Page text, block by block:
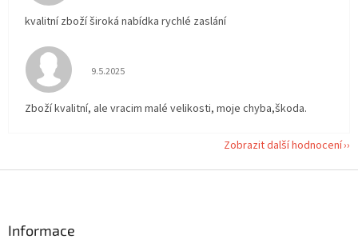
kvalitní zboží široká nabídka rychlé zaslání
Hodnocení obchodu je 5 z 5 hvězdiček.
9.5.2025
Zboží kvalitní, ale vracim malé velikosti, moje chyba,škoda.
Zobrazit další hodnocení
Informace